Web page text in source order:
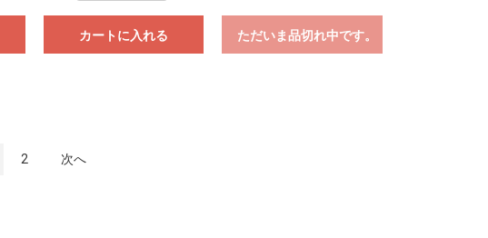
カートに入れる ただいま品切れ中です。
2 次へ